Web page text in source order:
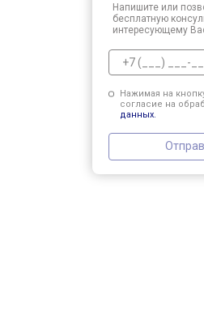
Напишите или
бесплатную
интересующему
Нажимая на
согласие на
данных.